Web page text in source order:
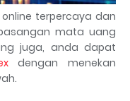
online terpercaya dan
mata uang
juga, anda dapat
dengan menekan